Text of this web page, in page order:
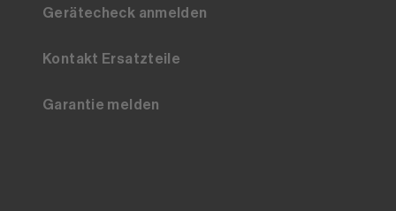
Gerätecheck anmelden
Kontakt Ersatzteile
Garantie melden